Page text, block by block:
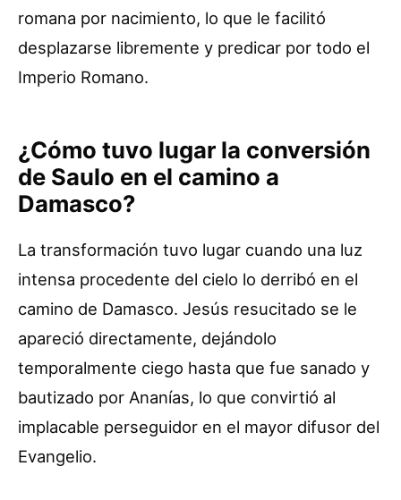
romana por nacimiento, lo que le facilitó
desplazarse libremente y predicar por todo el
Imperio Romano.
¿Cómo tuvo lugar la conversión
de Saulo en el camino a
Damasco?
La transformación tuvo lugar cuando una luz
intensa procedente del cielo lo derribó en el
camino de Damasco. Jesús resucitado se le
apareció directamente, dejándolo
temporalmente ciego hasta que fue sanado y
bautizado por Ananías, lo que convirtió al
implacable perseguidor en el mayor difusor del
Evangelio.